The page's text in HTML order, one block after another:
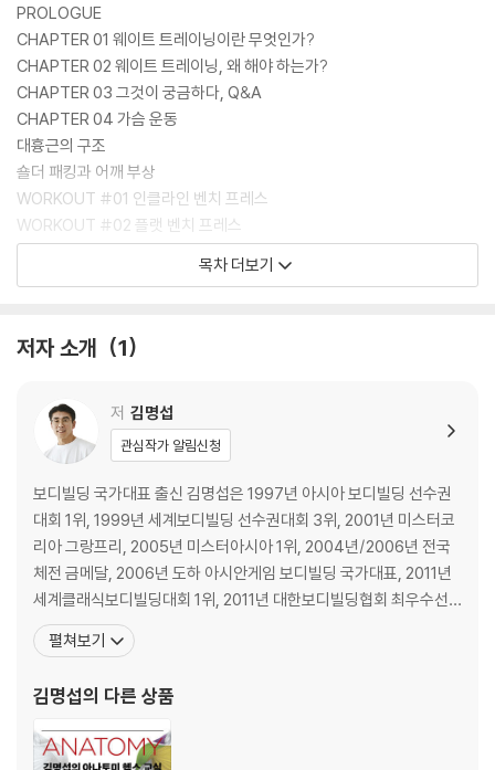
PROLOGUE
CHAPTER 01 웨이트 트레이닝이란 무엇인가?
CHAPTER 02 웨이트 트레이닝, 왜 해야 하는가?
CHAPTER 03 그것이 궁금하다, Q&A
CHAPTER 04 가슴 운동
대흉근의 구조
숄더 패킹과 어깨 부상
WORKOUT #01 인클라인 벤치 프레스
WORKOUT #02 플랫 벤치 프레스
WORKOUT #03 인클라인 덤벨 프레스
WORKOUT #04 체스트 프레스
WORKOUT #07 딥스
CHAPTER 05 등 운동
등 근육의 구조
WORKOUT #01 랫 풀다운
WORKOUT #02 풀업
WORKOUT #03 시티드 로우
WORKOUT #04 암 풀다운
WORKOUT #05 벤트 오버 바벨 로우
WORKOUT #06 T바 로우
WORKOUT #07 원 암 덤벨 로우
WORKOUT #08 데드리프트
WORKOUT #10 바벨 슈러그
WORKOUT #11 덤벨 슈러그
CHAPTER 06 어깨 운동
목차 더보기
저자 소개 1
저 김명섭
관심작가 알림신청
보디빌딩 국가대표 출신 김명섭은 1997년 아시아 보디빌딩 선수권
대회 1위, 1999년 세계보디빌딩 선수권대회 3위, 2001년 미스터코
리아 그랑프리, 2005년 미스터아시아 1위, 2004년/2006년 전국
체전 금메달, 2006년 도하 아시안게임 보디빌딩 국가대표, 2011년
세계클래식보디빌딩대회 1위, 2011년 대한보디빌딩협회 최우수선
수, 2013년 대통령 체육훈장 백마장 수상 등 20여 년 동안 보디빌더
로서 화려한 경력을 쌓았다. 선수 은퇴 후 운동처방학 박사과정을 수
체계적인 트레이닝 방법을 널리 소개하고
펼쳐보기
김명섭의 다른 상품